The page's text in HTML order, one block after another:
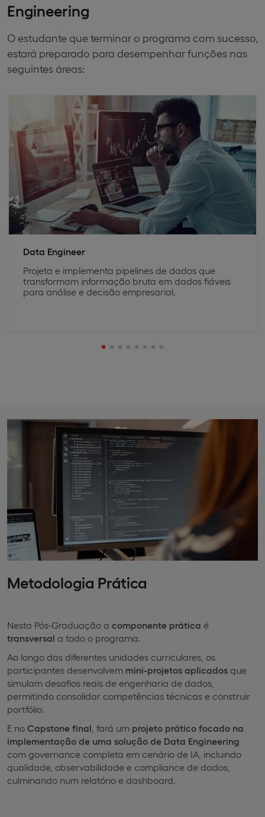
Engineering
O estudante que terminar o programa com sucesso,
estará preparado para desempenhar funções nas
seguintes áreas:
Data Engineer
Projeta e implementa pipelines de dados que
transformam informação bruta em dados fiáveis
para análise e decisão empresarial.
Metodologia Prática
Nesta Pós-Graduação a componente prática é
transversal a todo o programa.
Ao longo das diferentes unidades curriculares, os
participantes desenvolvem mini-projetos aplicados que
simulam desafios reais de engenharia de dados,
permitindo consolidar competências técnicas e construir
portfólio.
E no Capstone final , fará um projeto prático focado na
implementação de uma solução de Data Engineering
com governance completa em cenário de IA, incluindo
qualidade, observabilidade e compliance de dados,
culminando num relatório e dashboard.